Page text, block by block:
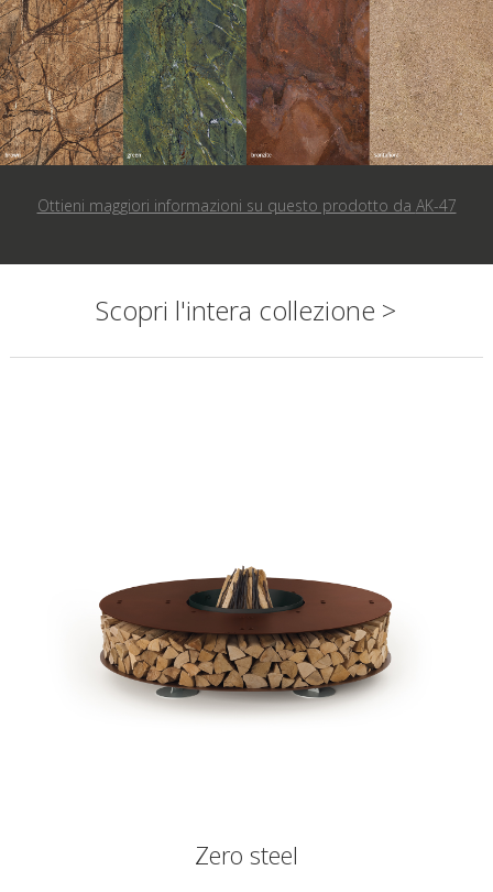
Ottieni maggiori informazioni su questo prodotto da AK-47
Scopri l'intera collezione >
Zero steel